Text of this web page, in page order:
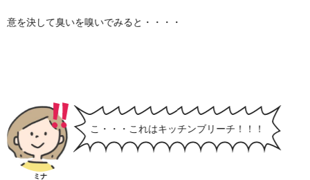
意を決して臭いを嗅いでみると・・・・
ミナ
こ・・・これはキッチンブリーチ！！！